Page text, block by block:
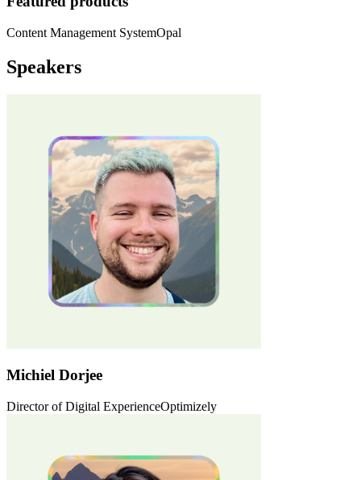
Content Management SystemOpal
Speakers
Michiel Dorjee
Director of Digital ExperienceOptimizely